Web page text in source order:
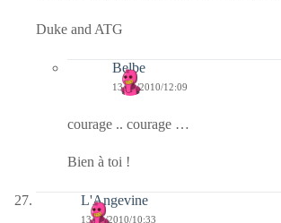
Duke and ATG
Belbe
13/11/2010/12:09
courage .. courage …
Bien à toi !
L'Angevine
13/11/2010/10:33